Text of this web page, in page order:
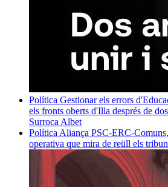
Política Gestionar els errors
els fronts oberts d'Illa després de
Surroca Albet
Política Aliança PSC-ERC-
operativa que mira de reüll els